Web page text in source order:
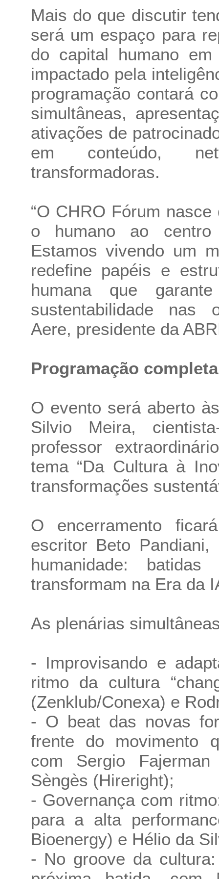
Mais do que discutir
será um espaço para
do capital humano
impactado pela
programação contará
simultâneas,
ativações de
em conteúdo,
transformadoras.
“O CHRO Fórum
o humano ao centro
Estamos vivendo um
redefine papéis e
humana que
sustentabilidade nas
Aere, presidente da
Programação completa
O evento será aberto
Silvio Meira,
professor
tema “Da Cultura à
transformações
O encerramento
escritor Beto
humanidade:
transformam na Era da
As plenárias
- Improvisando e
ritmo da cultura
(Zenklub/Conexa) e
- O beat das novas
frente do movimento
com Sergio
Sèngès (Hireright);
- Governança com
para a alta
Bioenergy) e Hélio da
- No groove da